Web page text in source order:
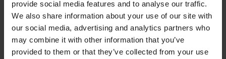
provide social media features and to analyse our traffic.
We also share information about your use of our site with
our social media, advertising and analytics partners who
may combine it with other information that you’ve
provided to them or that they’ve collected from your use